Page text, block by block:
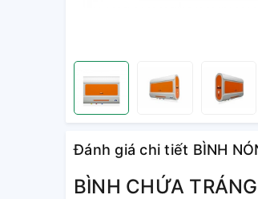
Đánh giá chi tiết BÌNH
BÌNH CHỨA